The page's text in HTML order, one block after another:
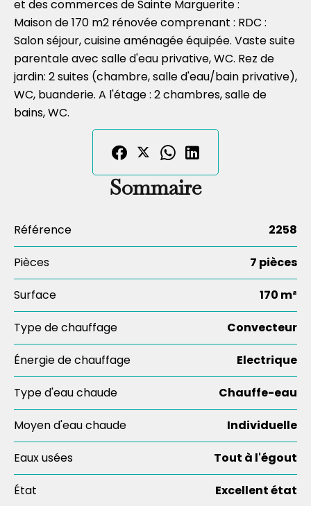
et des commerces de Sainte Marguerite :
Maison de 170 m2 rénovée comprenant : RDC :
Salon séjour, cuisine aménagée équipée. Vaste suite
parentale avec salle d'eau privative, WC. Rez de
jardin: 2 suites (chambre, salle d'eau/bain privative),
WC, buanderie. A l'étage : 2 chambres, salle de
bains, WC.
Sommaire
Référence 2258
Pièces 7 pièces
Surface 170 m²
Type de chauffage Convecteur
Énergie de chauffage Electrique
Type d'eau chaude Chauffe-eau
Moyen d'eau chaude Individuelle
Eaux usées Tout à l'égout
État Excellent état